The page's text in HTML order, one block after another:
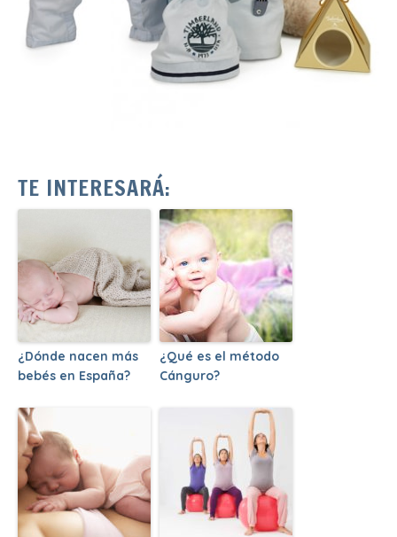
TE INTERESARÁ:
¿Dónde nacen más
bebés en España?
¿Qué es el método
Cánguro?